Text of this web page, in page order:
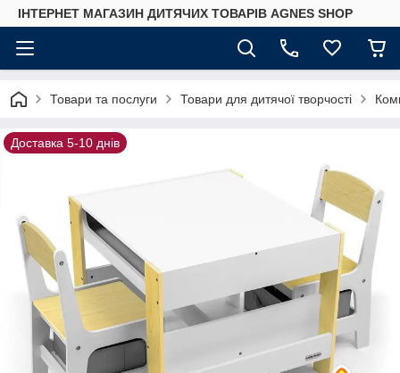
ІНТЕРНЕТ МАГАЗИН ДИТЯЧИХ ТОВАРІВ AGNES SHOP
Товари та послуги Товари для дитячої творчості
Доставка 5-10 днів